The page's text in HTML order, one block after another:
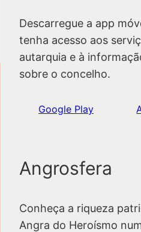
Descarregue a app
tenha acesso aos
autarquia e à
sobre o concelho.
Google Play
Angrosfera
Conheça a riqueza
Angra do Heroísmo